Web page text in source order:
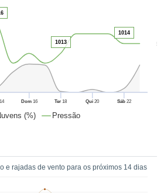
(%) Pressão
50
14 Dom16 Ter 18 Qui 20 Sáb22
1013
1014
e rajadas de vento para os próximos 14 dias